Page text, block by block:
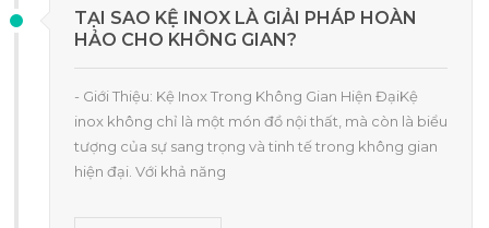
TẠI SAO KỆ INOX LÀ GIẢI PHÁP HOÀN
HẢO CHO KHÔNG GIAN?
- Giới Thiệu: Kệ Inox Trong Không Gian Hiện ĐạiKệ
inox không chỉ là một món đồ nội thất, mà còn là biểu
tượng của sự sang trọng và tinh tế trong không gian
hiện đại. Với khả năng